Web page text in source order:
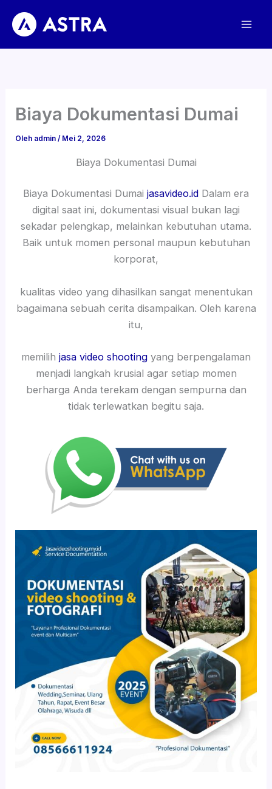
konten
Biaya Dokumentasi Dumai
Oleh admin/ Mei 2, 2026
Biaya Dokumentasi Dumai
Biaya Dokumentasi Dumai jasavideo.id Dalam era
digital saat ini, dokumentasi visual bukan lagi
sekadar pelengkap, melainkan kebutuhan utama.
Baik untuk momen personal maupun kebutuhan
korporat,
kualitas video yang dihasilkan sangat menentukan
bagaimana sebuah cerita disampaikan. Oleh karena
itu,
memilih jasa video shooting yang berpengalaman
menjadi langkah krusial agar setiap momen
berharga Anda terekam dengan sempurna dan
tidak terlewatkan begitu saja.